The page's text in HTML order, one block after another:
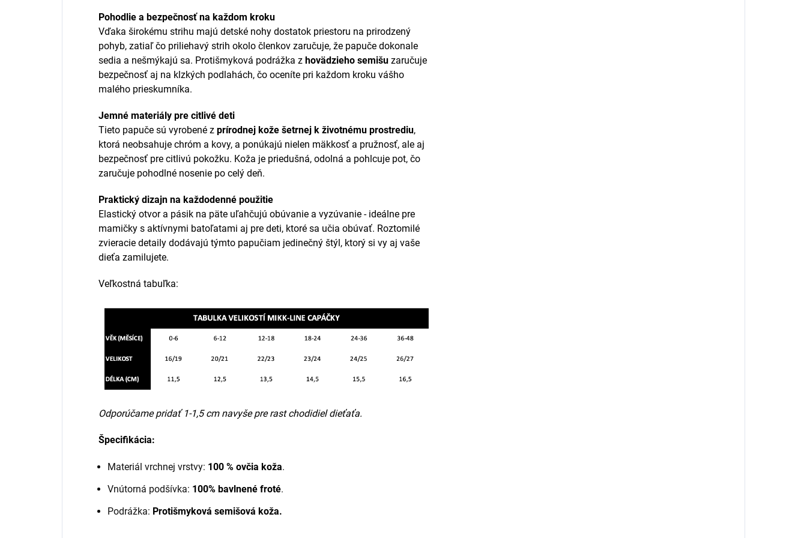
Pohodlie a bezpečnosť na každom kroku
Vďaka širokému strihu majú detské nohy dostatok priestoru na prirodzený
pohyb, zatiaľ čo priliehavý strih okolo členkov zaručuje, že papuče dokonale
sedia a nešmýkajú sa. Protišmyková podrážka z hovädzieho semišu zaručuje
bezpečnosť aj na klzkých podlahách, čo oceníte pri každom kroku vášho
malého prieskumníka.
Jemné materiály pre citlivé deti
Tieto papuče sú vyrobené z prírodnej kože šetrnej k životnému prostrediu,
ktorá neobsahuje chróm a kovy, a ponúkajú nielen mäkkosť a pružnosť, ale aj
bezpečnosť pre citlivú pokožku. Koža je priedušná, odolná a pohlcuje pot, čo
zaručuje pohodlné nosenie po celý deň.
Praktický dizajn na každodenné použitie
Elastický otvor a pásik na päte uľahčujú obúvanie a vyzúvanie - ideálne pre
mamičky s aktívnymi batoľatami aj pre deti, ktoré sa učia obúvať. Roztomilé
zvieracie detaily dodávajú týmto papučiam jedinečný štýl, ktorý si vy aj vaše
dieťa zamilujete.
Veľkostná tabuľka:
Odporúčame pridať 1-1,5 cm navyše pre rast chodidiel dieťaťa.
Špecifikácia:
Materiál vrchnej vrstvy: 100 % ovčia koža.
Vnútorná podšívka: 100% bavlnené froté.
Podrážka: Protišmyková semišová koža.